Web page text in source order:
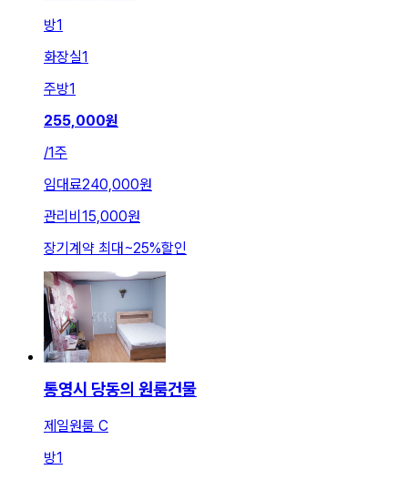
방1
화장실1
주방1
255,000원
/1주
임대료240,000원
관리비 15,000원
장기계약 최대~25%할인
통영시 당동의 원룸건물
제일원룸 C
방1